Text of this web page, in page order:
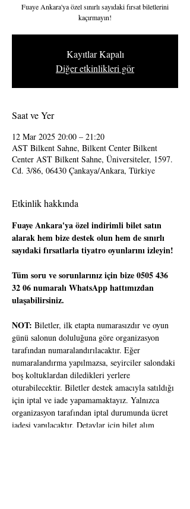
Fuaye Ankara'ya özel sınırlı sayıdaki fırsat biletlerini
kaçırmayın!
Kayıtlar Kapalı
Diğer etkinlikleri gör
Saat ve Yer
12 Mar 2025 20:00 – 21:20
AST Bilkent Sahne, Bilkent Center Bilkent
Center AST Bilkent Sahne, Üniversiteler, 1597.
Cd. 3/86, 06430 Çankaya/Ankara, Türkiye
Etkinlik hakkında
Fuaye Ankara'ya özel indirimli bilet satın
alarak hem bize destek olun hem de sınırlı
sayıdaki fırsatlarla tiyatro oyunlarını izleyin!
Tüm soru ve sorunlarınız için bize 0505 436
32 06 numaralı WhatsApp hattımızdan
ulaşabilirsiniz.
NOT: Biletler, ilk etapta numarasızdır ve oyun
günü salonun doluluğuna göre organizasyon
tarafından numaralandırılacaktır. Eğer
numaralandırma yapılmazsa, seyirciler salondaki
boş koltuklardan diledikleri yerlere
oturabilecektir. Biletler destek amacıyla satıldığı
için iptal ve iade yapamamaktayız. Yalnızca
organizasyon tarafından iptal durumunda ücret
iadesi yapılacaktır. Detaylar için bilet alım